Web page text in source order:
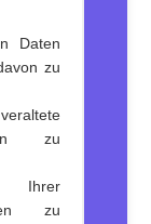
Daten
zu
zu
zu